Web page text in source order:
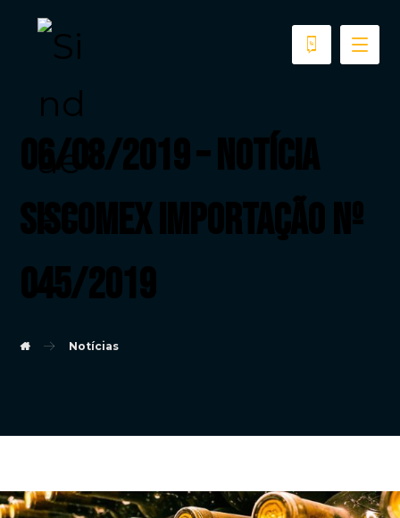
06/08/2019 – Notícia
Siscomex Importação nº
045/2019
Notícias